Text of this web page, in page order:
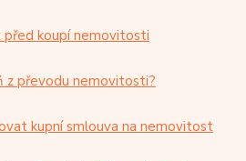
koupí nemovitosti
z převodu nemovitosti?
kupní smlouva na nemovitost